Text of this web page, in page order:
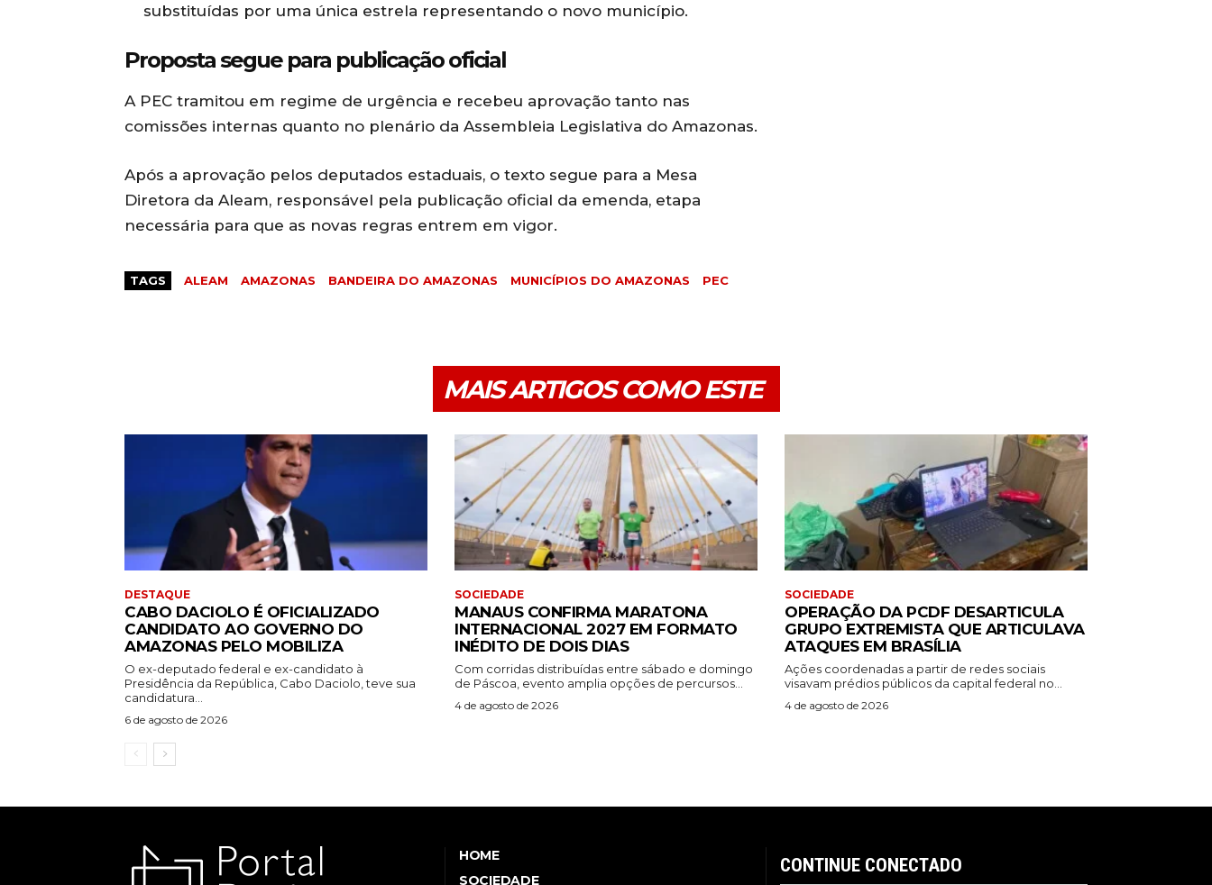
substituídas por uma única estrela representando o novo município.
Proposta segue para publicação oficial
A PEC tramitou em regime de urgência e recebeu aprovação tanto nas
comissões internas quanto no plenário da Assembleia Legislativa do Amazonas.
Após a aprovação pelos deputados estaduais, o texto segue para a Mesa
Diretora da Aleam, responsável pela publicação oficial da emenda, etapa
necessária para que as novas regras entrem em vigor.
TAGS ALEAM AMAZONAS BANDEIRA DO AMAZONAS MUNICÍPIOS DO AMAZONAS PEC
MAIS ARTIGOS COMO ESTE
DESTAQUE
CABO DACIOLO É OFICIALIZADO
CANDIDATO AO GOVERNO DO
AMAZONAS PELO MOBILIZA
O ex-deputado federal e ex-candidato à
Presidência da República, Cabo Daciolo, teve sua
candidatura...
6 de agosto de 2026
SOCIEDADE
MANAUS CONFIRMA MARATONA
INTERNACIONAL 2027 EM FORMATO
INÉDITO DE DOIS DIAS
Com corridas distribuídas entre sábado e domingo
de Páscoa, evento amplia opções de percursos...
4 de agosto de 2026
SOCIEDADE
OPERAÇÃO DA PCDF DESARTICULA
GRUPO EXTREMISTA QUE ARTICULAVA
ATAQUES EM BRASÍLIA
Ações coordenadas a partir de redes sociais
visavam prédios públicos da capital federal no...
4 de agosto de 2026
HOME
SOCIEDADE
CONTINUE CONECTADO